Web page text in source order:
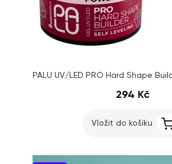
294 Kč
Vložit do košíku